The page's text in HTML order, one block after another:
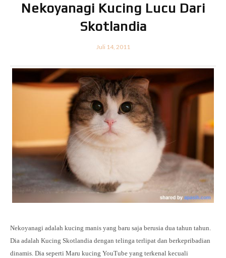
Nekoyanagi Kucing Lucu Dari
Skotlandia
Juli 14, 2011
Nekoyanagi adalah kucing manis yang baru saja berusia dua tahun tahun.
Dia adalah Kucing Skotlandia dengan telinga terlipat dan berkepribadian
dinamis. Dia seperti Maru kucing YouTube yang terkenal kecuali